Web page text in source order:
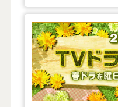
【2026年春】TV